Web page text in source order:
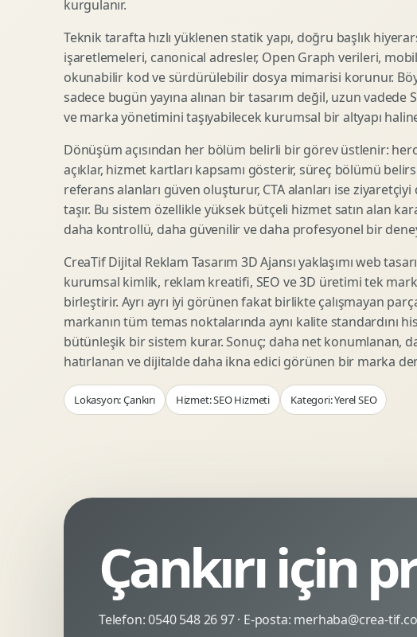
Gida Ambalaj Tasarimi
Kozmetik Ambalaj Tasarimi
E Ticaret Kutu Tasarimi
Ambalaj Mockup Tasarimi
Infografik Tasarimi
Fuaye Gorsel Tasarimi
Kurumsal Ilan Tasarimi
Shopify Tasarim
Woocommerce Tasarim
Eticaret UX Optimizasyonu
Urun Sayfasi Tasarimi
Sepet Odeme UX
Pazaryeri Marka Magazasi
Eticaret SEO Altyapisi
Lead Generation Landing Page
Reklam Landing Page
Urun Lansman Sayfasi
Ab Test Arayuzu
App Landing Page
Form Optimizasyonu
Sales Page Tasarimi
Mikro Animasyon Tasarimi
Urun Tanitim Animasyonu
Interaktif Kampanya
kurgulanır.
Teknik tarafta hızlı yüklenen statik yapı, doğru başlık
işaretlemeleri, canonical adresler, Open Graph verileri,
okunabilir kod ve sürdürülebilir dosya mimarisi korunur.
sadece bugün yayına alınan bir tasarım değil, uzun vadede
ve marka yönetimini taşıyabilecek kurumsal bir altyapı
Dönüşüm açısından her bölüm belirli bir görev üstlenir:
açıklar, hizmet kartları kapsamı gösterir, süreç bölümü
referans alanları güven oluşturur, CTA alanları ise
taşır. Bu sistem özellikle yüksek bütçeli hizmet satın alan
daha kontrollü, daha güvenilir ve daha profesyonel bir
CreaTif Dijital Reklam Tasarım 3D Ajansı yaklaşımı web
kurumsal kimlik, reklam kreatifi, SEO ve 3D üretimi tek
birleştirir. Ayrı ayrı iyi görünen fakat birlikte çalışmayan
markanın tüm temas noktalarında aynı kalite standardını
bütünleşik bir sistem kurar. Sonuç; daha net konumlanan,
hatırlanan ve dijitalde daha ikna edici görünen bir marka
Lokasyon: Çankırı Hizmet: SEO Hizmeti Kategori: Yerel SEO
Çankırı için
Telefon:0540 548 26 97· E-posta: merhaba@crea-